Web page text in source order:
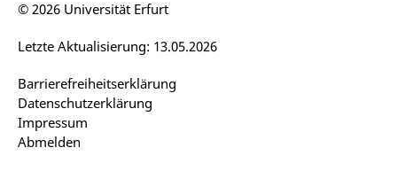
Barrierefreiheitserklärung
Datenschutzerklärung
Impressum
Abmelden
Letzte Aktualisierung: 13.05.2026
© 2026 Universität Erfurt